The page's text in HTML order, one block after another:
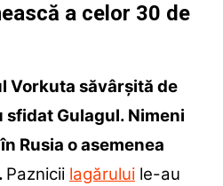
a celor 30 de
Vorkuta săvârșită de
sfidat Gulagul. Nimeni
Rusia o asemenea
Paznicii lagăruluile-au